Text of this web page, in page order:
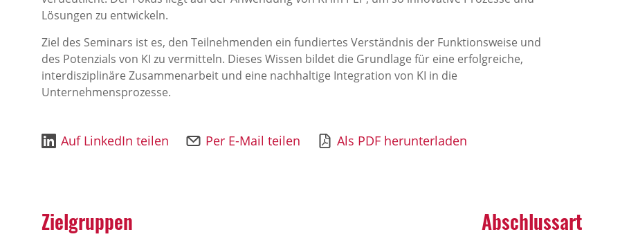
Lösungen zu entwickeln.
Ziel des Seminars ist es, den Teilnehmenden ein fundiertes Verständnis der Funktionsweise und
des Potenzials von KI zu vermitteln. Dieses Wissen bildet die Grundlage für eine erfolgreiche,
interdisziplinäre Zusammenarbeit und eine nachhaltige Integration von KI in die
Unternehmensprozesse.
Auf LinkedIn teilen Per E-Mail teilen Als PDF herunterladen
Zielgruppen Abschlussart